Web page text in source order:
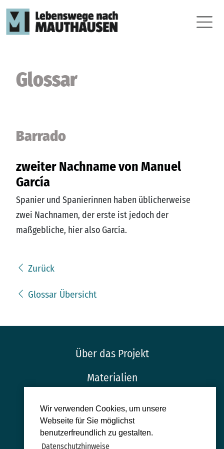
Wir verwenden Cookies, um unsere
Webseite für Sie möglichst
benutzerfreundlich zu gestalten.
Datenschutzhinweise
Glossar
Barrado
zweiter Nachname von Manuel
García
Spanier und Spanierinnen haben üblicherweise
zwei Nachnamen, der erste ist jedoch der
maßgebliche, hier also García.
Zurück
Glossar Übersicht
Über das Projekt
Materialien
Impressum